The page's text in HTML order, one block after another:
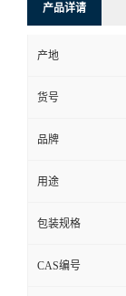
产品详请
产地
货号
品牌
用途
包装规格
CAS编号